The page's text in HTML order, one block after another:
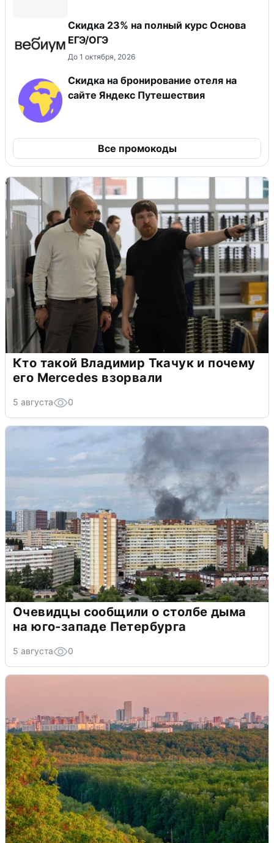
Скидка 23% на полный курс Основа
ЕГЭ/ОГЭ
До 1 октября, 2026
Скидка на бронирование отеля на
сайте Яндекс Путешествия
Все промокоды
Кто такой Владимир Ткачук и почему
его Mercedes взорвали
5 августа 0
Очевидцы сообщили о столбе дыма
на юго-западе Петербурга
5 августа 0